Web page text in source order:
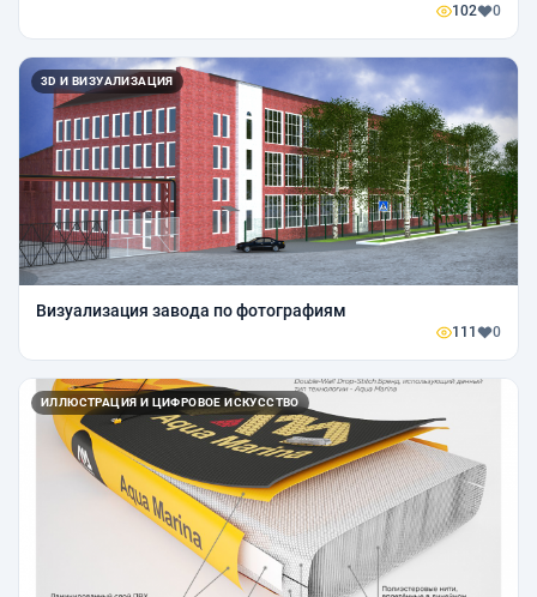
102 0
3D И ВИЗУАЛИЗАЦИЯ
Визуализация завода по фотографиям
111 0
ИЛЛЮСТРАЦИЯ И ЦИФРОВОЕ ИСКУССТВО